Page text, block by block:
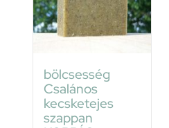
bölcsesség
Csalános
kecsketejes
szappan